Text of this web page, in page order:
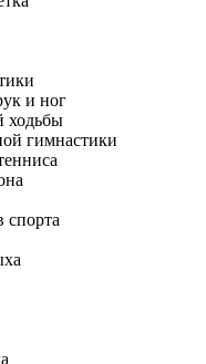
и ног
ходьбы
гимнастики
спорта